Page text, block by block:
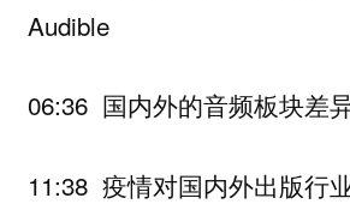
Audible
06:36 国内外的音频板块差
11:38 疫情对国内外出版行